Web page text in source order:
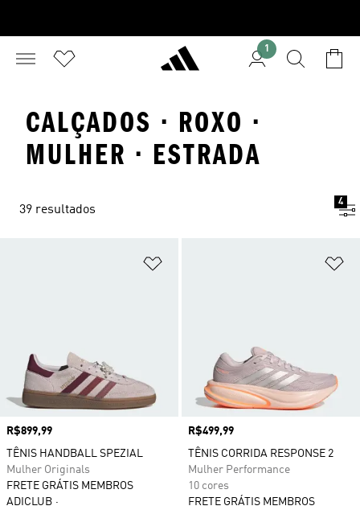
1
CALÇADOS · ROXO ·
MULHER · ESTRADA
39 resultados
4
Preço
R$899,99
TÊNIS HANDBALL SPEZIAL
Mulher Originals
FRETE GRÁTIS MEMBROS
ADICLUB
Preço
R$499,99
TÊNIS CORRIDA RESPONSE 2
Mulher Performance
10 cores
FRETE GRÁTIS MEMBROS